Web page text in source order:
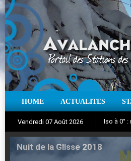
HOME ACTUALITES
Vendredi 07 Août 2026 Iso à 0° :
Nuit de la Glisse 2018